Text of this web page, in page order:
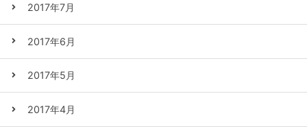
2017年7月
2017年6月
2017年5月
2017年4月